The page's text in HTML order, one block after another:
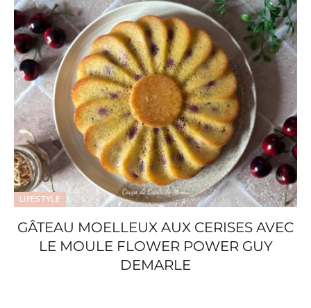
LIFESTYLE
GÂTEAU MOELLEUX AUX CERISES AVEC
LE MOULE FLOWER POWER GUY
DEMARLE